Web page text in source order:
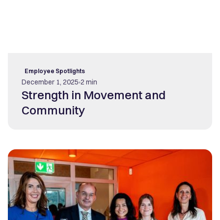
Employee Spotlights
December 1, 2025 2 min
Strength in Movement and
Community